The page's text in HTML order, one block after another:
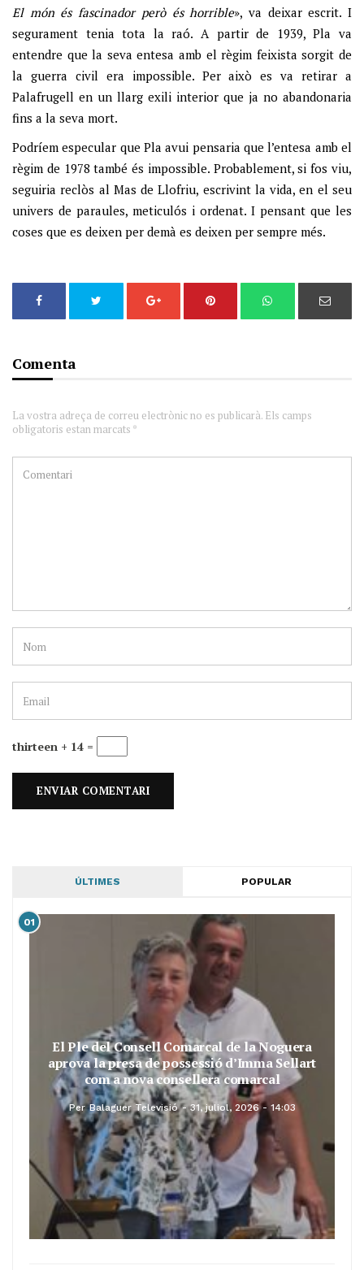
El món és fascinador però és horrible», va deixar escrit. I
segurament tenia tota la raó. A partir de 1939, Pla va
entendre que la seva entesa amb el règim feixista sorgit de
la guerra civil era impossible. Per això es va retirar a
Palafrugell en un llarg exili interior que ja no abandonaria
fins a la seva mort.
Podríem especular que Pla avui pensaria que l’entesa amb el
règim de 1978 també és impossible. Probablement, si fos viu,
seguiria reclòs al Mas de Llofriu, escrivint la vida, en el seu
univers de paraules, meticulós i ordenat. I pensant que les
coses que es deixen per demà es deixen per sempre més.
Comenta
La vostra adreça de correu electrònic no es publicarà. Els camps
obligatoris estan marcats *
thirteen + 14 =
ÚLTIMES POPULAR
01
El Ple del Consell Comarcal de la Noguera
aprova la presa de possessió d’Imma Sellart
com a nova consellera comarcal
Per Balaguer Televisió 31, juliol, 2026 - 14:03